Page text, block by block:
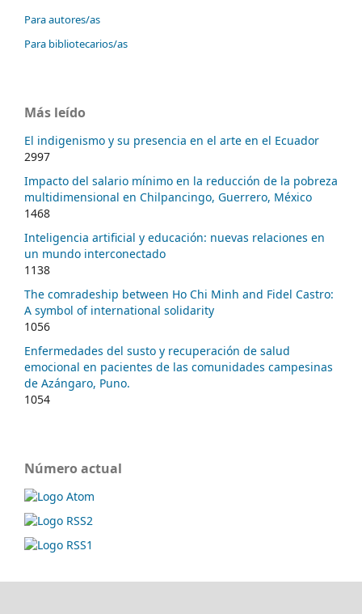
Para autores/as
Para bibliotecarios/as
Más leído
El indigenismo y su presencia en el arte en el Ecuador
2997
Impacto del salario mínimo en la reducción de la pobreza
multidimensional en Chilpancingo, Guerrero, México
1468
Inteligencia artificial y educación: nuevas relaciones en
un mundo interconectado
1138
The comradeship between Ho Chi Minh and Fidel Castro:
A symbol of international solidarity
1056
Enfermedades del susto y recuperación de salud
emocional en pacientes de las comunidades campesinas
de Azángaro, Puno.
1054
Número actual